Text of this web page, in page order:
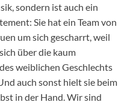
sondern ist auch ein
Sie hat ein Team von
um sich gescharrt, weil
über die kaum
weiblichen Geschlechts
auch sonst hielt sie beim
in der Hand. Wir sind